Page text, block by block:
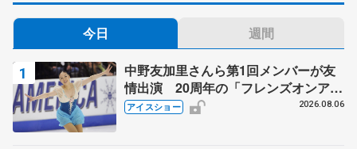
今日 週間
中野友加里さんら第1回メンバーが友
情出演 20周年の「フレンズオンアイ
ス」 宮本賢二さん、有川梨絵さん、
アイスショー 2026.08.06